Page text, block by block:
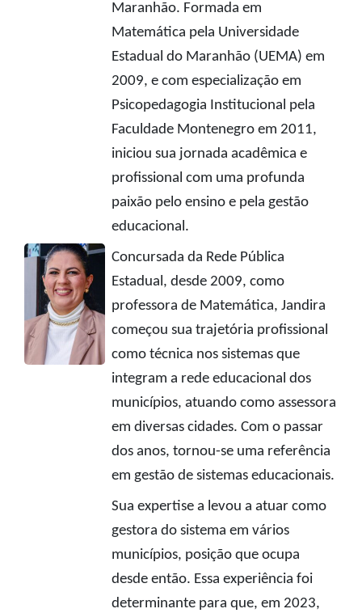
Maranhão. Formada em
Matemática pela Universidade
Estadual do Maranhão (UEMA) em
2009, e com especialização em
Psicopedagogia Institucional pela
Faculdade Montenegro em 2011,
iniciou sua jornada acadêmica e
profissional com uma profunda
paixão pelo ensino e pela gestão
educacional.
Concursada da Rede Pública
Estadual, desde 2009, como
professora de Matemática, Jandira
começou sua trajetória profissional
como técnica nos sistemas que
integram a rede educacional dos
municípios, atuando como assessora
em diversas cidades. Com o passar
dos anos, tornou-se uma referência
em gestão de sistemas educacionais.
Sua expertise a levou a atuar como
gestora do sistema em vários
municípios, posição que ocupa
desde então. Essa experiência foi
determinante para que, em 2023,